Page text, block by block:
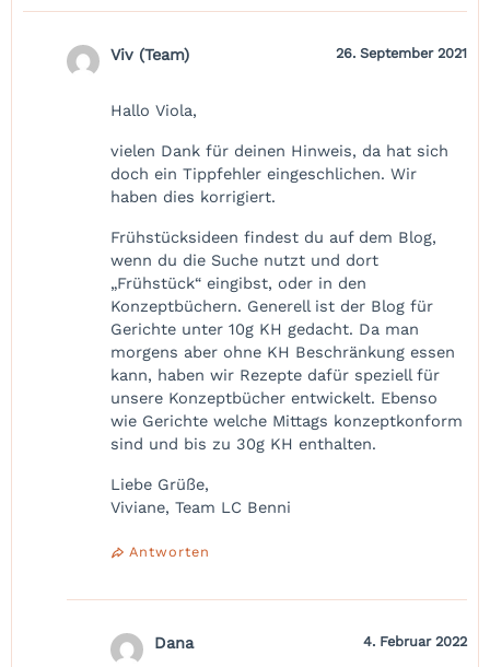
Viv (Team) 26. September 2021
Hallo Viola,
vielen Dank für deinen Hinweis, da hat sich
doch ein Tippfehler eingeschlichen. Wir
haben dies korrigiert.
Frühstücksideen findest du auf dem Blog,
wenn du die Suche nutzt und dort
„Frühstück“ eingibst, oder in den
Konzeptbüchern. Generell ist der Blog für
Gerichte unter 10g KH gedacht. Da man
morgens aber ohne KH Beschränkung essen
kann, haben wir Rezepte dafür speziell für
unsere Konzeptbücher entwickelt. Ebenso
wie Gerichte welche Mittags konzeptkonform
sind und bis zu 30g KH enthalten.
Liebe Grüße,
Viviane, Team LC Benni
Antworten
Dana 4. Februar 2022